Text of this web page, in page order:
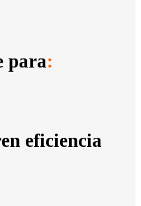
para:
eficiencia